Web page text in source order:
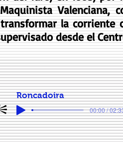
Valenciana,
la corriente
desde el
Roncadoira
00:00 /